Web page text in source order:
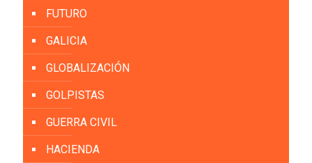
FUTURO
GALICIA
GLOBALIZACIÓN
GOLPISTAS
GUERRA CIVIL
HACIENDA